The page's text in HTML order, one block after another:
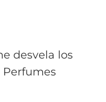
desvela los